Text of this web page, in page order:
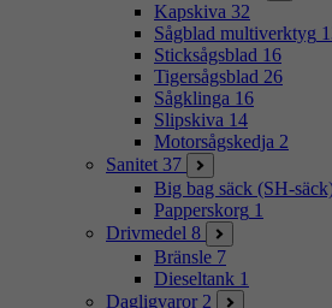
Kapskiva 32
Sågblad multiverktyg
Sticksågsblad 16
Tigersågsblad 26
Sågklinga 16
Slipskiva 14
Motorsågskedja 2
Sanitet 37
Big bag säck (SH-
Papperskorg 1
Drivmedel 8
Bränsle 7
Dieseltank 1
Dagligvaror 2